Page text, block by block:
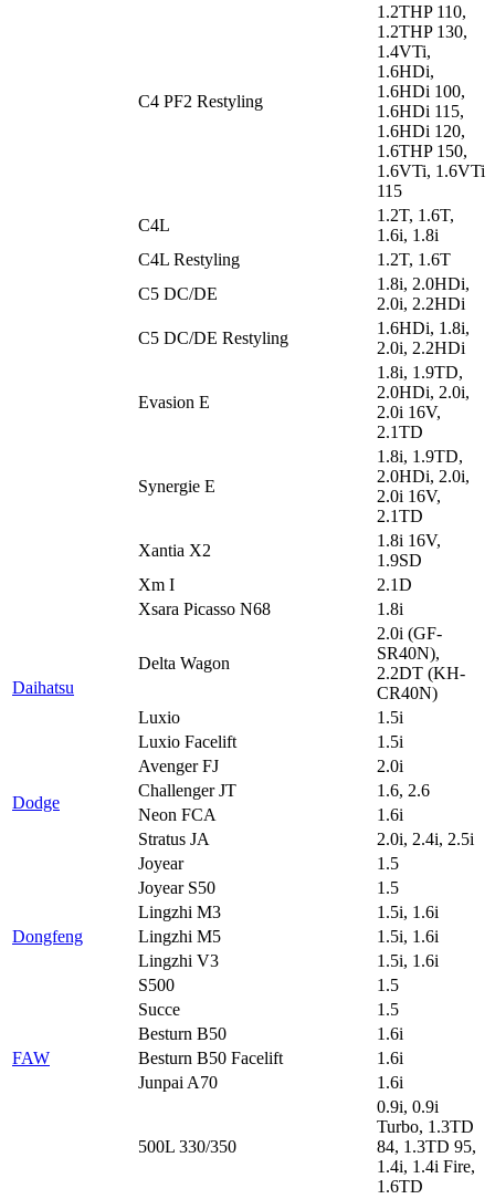
C4 PF2 Restyling
1.2THP 110,
1.2THP 130,
1.4VTi,
1.6HDi,
1.6HDi 100,
1.6HDi 115,
1.6HDi 120,
1.6THP 150,
1.6VTi, 1.6VTi
115
C4L
1.2T, 1.6T,
1.6i, 1.8i
C4L Restyling
1.2T, 1.6T
C5 DC/DE
1.8i, 2.0HDi,
2.0i, 2.2HDi
C5 DC/DE Restyling
1.6HDi, 1.8i,
2.0i, 2.2HDi
Evasion E
1.8i, 1.9TD,
2.0HDi, 2.0i,
2.0i 16V,
2.1TD
Synergie E
1.8i, 1.9TD,
2.0HDi, 2.0i,
2.0i 16V,
2.1TD
Xantia X2
1.8i 16V,
1.9SD
Xm I
2.1D
Xsara Picasso N68
1.8i
Daihatsu
Delta Wagon
2.0i (GF-
SR40N),
2.2DT (KH-
CR40N)
Luxio
1.5i
Luxio Facelift
1.5i
Dodge
Avenger FJ
2.0i
Challenger JT
1.6, 2.6
Neon FCA
1.6i
Stratus JA
2.0i, 2.4i, 2.5i
Dongfeng
Joyear
1.5
Joyear S50
1.5
Lingzhi M3
1.5i, 1.6i
Lingzhi M5
1.5i, 1.6i
Lingzhi V3
1.5i, 1.6i
S500
1.5
Succe
1.5
FAW
Besturn B50
1.6i
Besturn B50 Facelift
1.6i
Junpai A70
1.6i
500L 330/350
0.9i, 0.9i
Turbo, 1.3TD
84, 1.3TD 95,
1.4i, 1.4i Fire,
1.6TD